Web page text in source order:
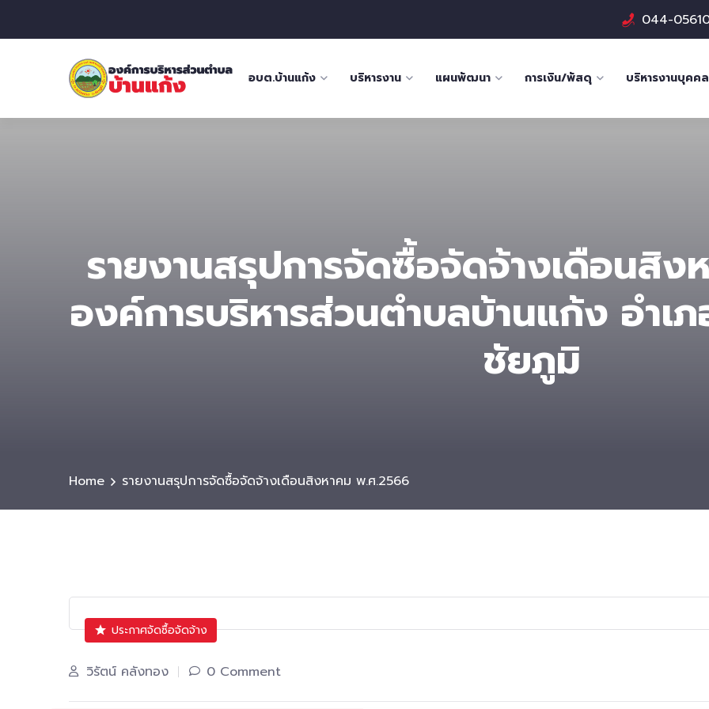
044-
อบต.บ้านแก้ง บริหารงาน แผนพัฒนา การเงิน/พัสดุ บริหารงานบุคคล
รายงานสรุปการจัดซื้อจัดจ้างเดือนสิ
องค์การบริหารส่วนตําบลบ้านแก้ง อำเ
ชัยภูมิ
Home รายงานสรุปการจัดซื้อจัดจ้างเดือนสิงหาคม พ.ศ.2566
ประกาศจัดซื้อจัดจ้าง
วิรัตน์ คลังทอง 0 Comment